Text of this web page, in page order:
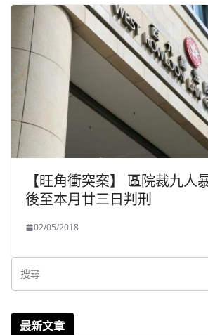
【旺角衝突案】 區院裁九人
後至本月廿三日判刑
02/05/2018
最新文章